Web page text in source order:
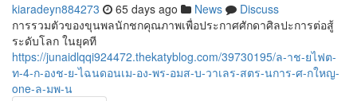
kiaradeyn884273 65 days ago News
Discuss
การรวมตัวของขุนพลนักชกคุณภาพเพื่อประกาศศักดาศิลปะการต่อสู้
ระดับโลก ในยุคที
https://junaidlqqi924472.thekatyblog.com/39730195/ล-าช-ยไฟต-
ท-4-ก-องช-ย-ไฉนดอนเม-อง-พร-อมส-บ-วาเลร-สตร-นการ-ศ-กใหญ-
one-ล-มพ-น